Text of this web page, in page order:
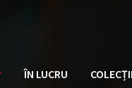
ÎN LUCRU